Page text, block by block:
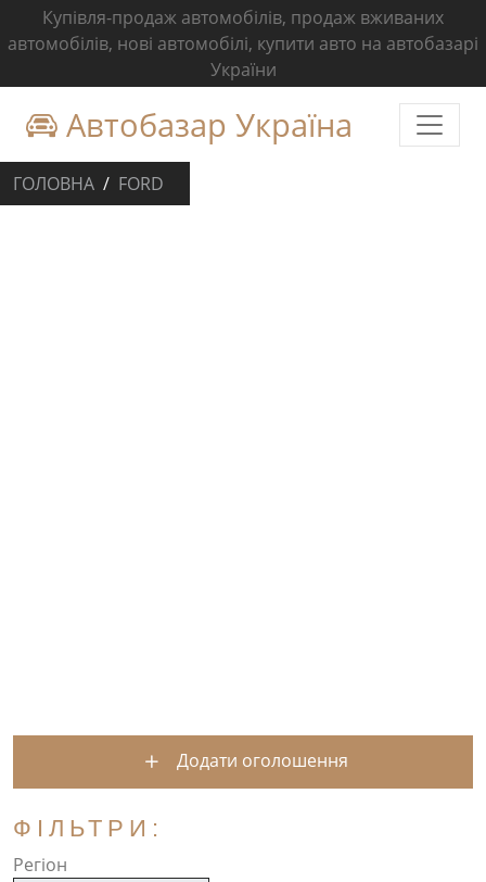
Купівля-продаж автомобілів, продаж вживаних
автомобілів, нові автомобілі, купити авто на автобазарі
України
Автобазар Україна
ГОЛОВНА FORD
Додати оголошення
ФІЛЬТРИ:
Регіон